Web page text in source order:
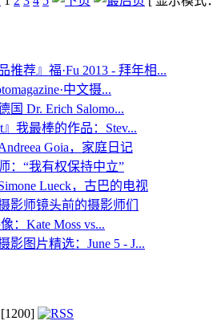
推荐』福·Fu 2013 - 拜年相...
中文摄...
国 Dr. Erich Salomo...
』我最棒的作品：Stev...
Goia，家庭日记
：“我有权保持中立”
Lueck，古巴的电视
影师镜头前的摄影师们
：Kate Moss vs...
影图片精选：June 5 - J...
[1200]